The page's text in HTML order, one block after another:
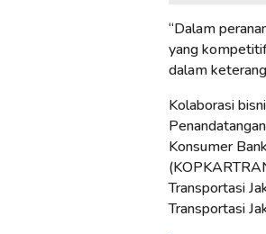
“Dalam
yang
dalam
Kolaborasi
Konsumer
Transportasi
Transportasi